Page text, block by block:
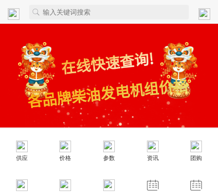
供应 价格 参数 资讯 团购